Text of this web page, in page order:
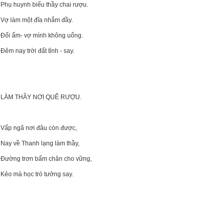
Phụ huynh biếu thầy chai rượu.
Vợ làm một đĩa nhắm đầy.
Đối ẩm- vợ mình không uống.
Đêm nay trời đất tỉnh - say.
LÀM THẦY NƠI QUÊ RƯỢU.
Vấp ngã nơi đâu còn được,
Nay về Thanh lạng làm thầy,
Đường trơn bấm chân cho vững,
Kẻo mà học trò tưởng say.